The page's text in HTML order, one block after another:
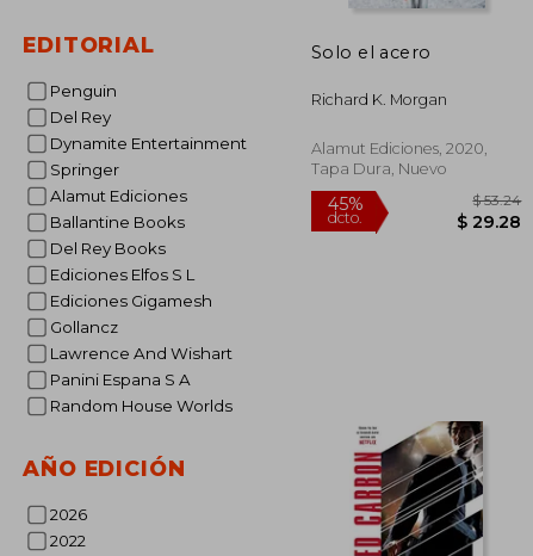
EDITORIAL
Penguin
Del Rey
Dynamite Entertainment
Springer
Alamut Ediciones
Ballantine Books
Del Rey Books
Ediciones Elfos S L
Ediciones Gigamesh
Gollancz
Lawrence And Wishart
Panini Espana S A
Random House Worlds
AÑO EDICIÓN
2026
2022
Solo el acero
Richard K. Morgan
Alamut Ediciones, 2020,
Tapa Dura, Nuevo